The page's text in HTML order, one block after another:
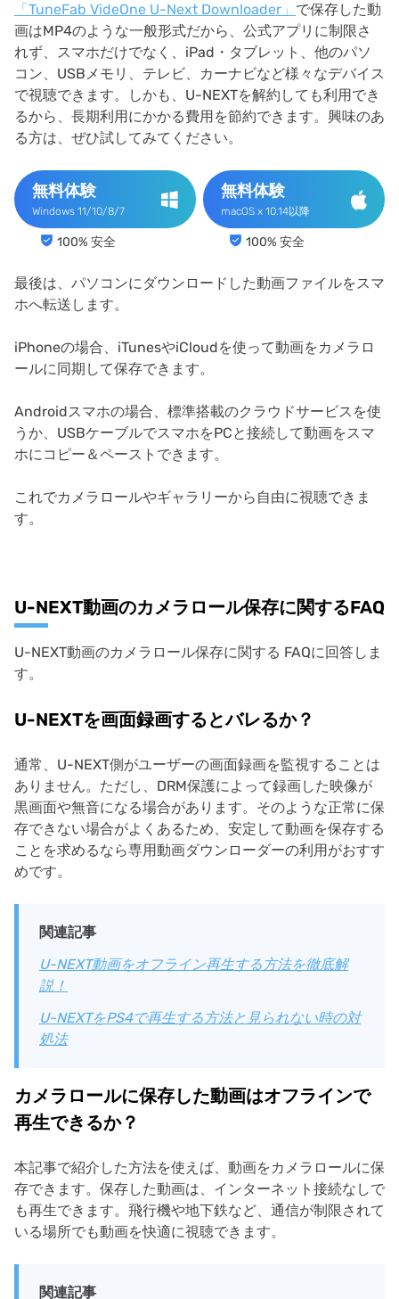
「TuneFab VideOne U-Next Downloader」 で保存した動
画はMP4のような一般形式だから、公式アプリに制限さ
れず、スマホだけでなく、iPad・タブレット、他のパソ
コン、USBメモリ、テレビ、カーナビなど様々なデバイス
で視聴できます。しかも、U-NEXTを解約しても利用でき
るから、長期利用にかかる費用を節約できます。興味のあ
る方は、ぜひ試してみてください。
無料体験
Windows 11/10/8/7
100% 安全
無料体験
macOS x 10.14以降
100% 安全
最後は、パソコンにダウンロードした動画ファイルをスマ
ホへ転送します。
iPhoneの場合、iTunesやiCloudを使って動画をカメラロ
ールに同期して保存できます。
Androidスマホの場合、標準搭載のクラウドサービスを使
うか、USBケーブルでスマホをPCと接続して動画をスマ
ホにコピー＆ペーストできます。
これでカメラロールやギャラリーから自由に視聴できま
す。
U-NEXT動画のカメラロール保存に関するFAQ
U-NEXT動画のカメラロール保存に関する FAQに回答しま
す。
U-NEXTを画面録画するとバレるか？
通常、U-NEXT側がユーザーの画面録画を監視することは
ありません。ただし、DRM保護によって録画した映像が
黒画面や無音になる場合があります。そのような正常に保
存できない場合がよくあるため、安定して動画を保存する
ことを求めるなら専用動画ダウンローダーの利用がおすす
めです。
関連記事
U-NEXT動画をオフライン再生する方法を徹底解
説！
U-NEXTをPS4で再生する方法と見られない時の対
処法
カメラロールに保存した動画はオフラインで
再生できるか？
本記事で紹介した方法を使えば、動画をカメラロールに保
存できます。保存した動画は、インターネット接続なしで
も再生できます。飛行機や地下鉄など、通信が制限されて
いる場所でも動画を快適に視聴できます。
関連記事